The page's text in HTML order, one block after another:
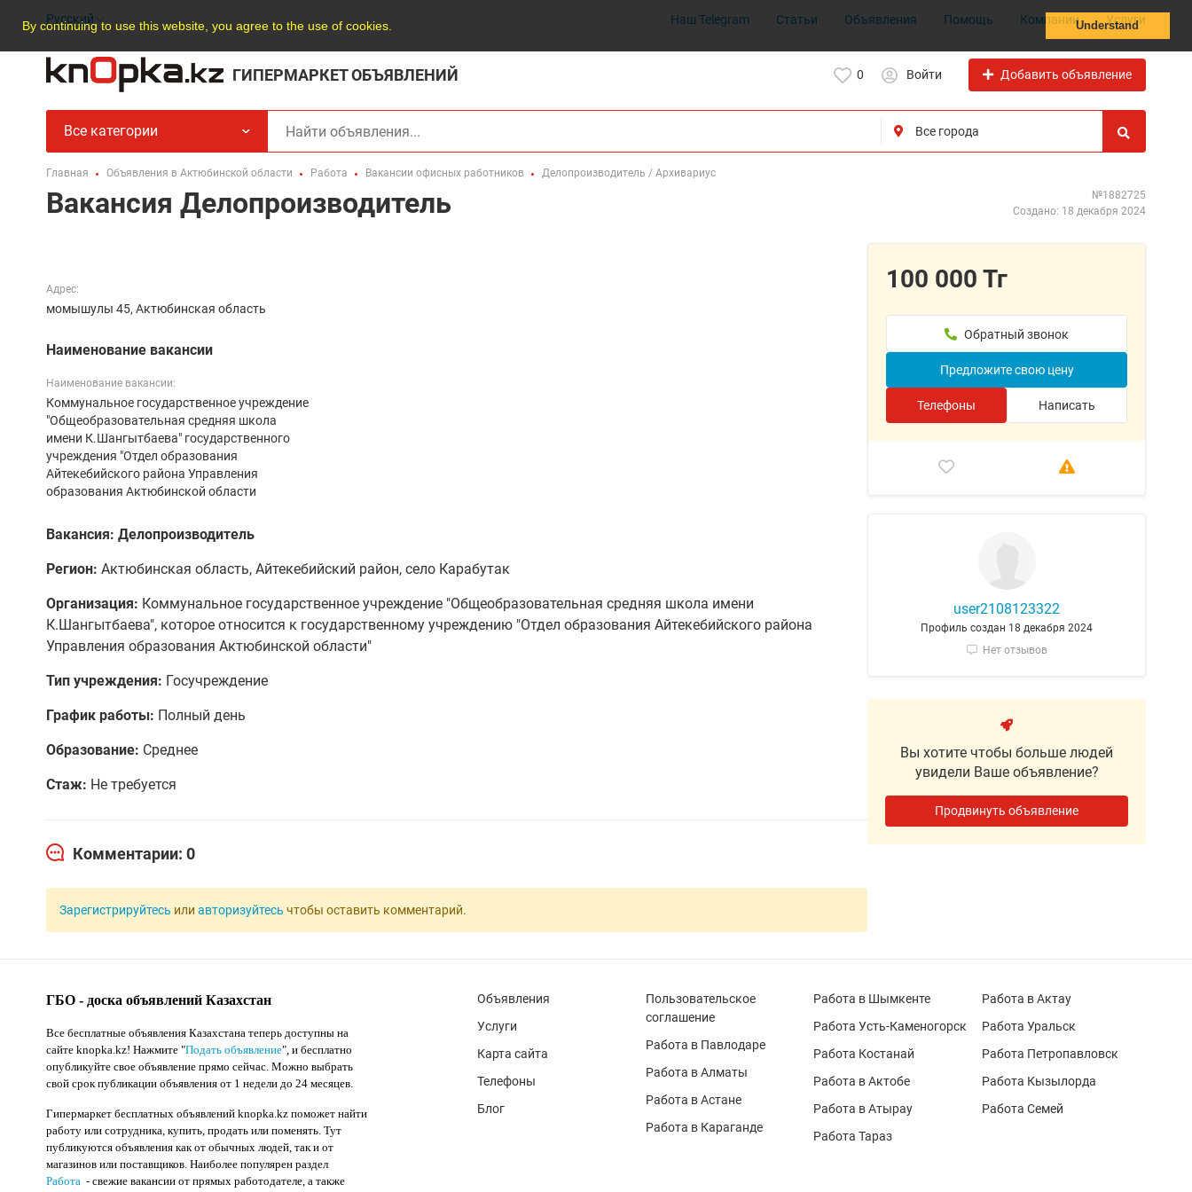
By continuing to use this website, you agree to the use of cookies. Understand
Русский Наш Telegram Статьи Объявления Помощь Компании Услуги
ГИПЕРМАРКЕТ ОБЪЯВЛЕНИЙ 0 Войти Добавить объявление
Все категории
Главная Объявления в Актюбинской области Работа Вакансии офисных работников Делопроизводитель / Архивариус
Вакансия Делопроизводитель
№1882725
Создано: 18 декабря 2024
Адрес:
момышулы 45, Актюбинская область
Наименование вакансии
Наименование вакансии:
Коммунальное государственное учреждение
"Общеобразовательная средняя школа
имени К.Шангытбаева" государственного
учреждения "Отдел образования
Айтекебийского района Управления
образования Актюбинской области
Вакансия: Делопроизводитель
Регион: Актюбинская область, Айтекебийский район, село Карабутак
Организация: Коммунальное государственное учреждение "Общеобразовательная средняя школа имени
К.Шангытбаева", которое относится к государственному учреждению "Отдел образования Айтекебийского района
Управления образования Актюбинской области"
Тип учреждения: Госучреждение
График работы: Полный день
Образование: Среднее
Стаж: Не требуется
Комментарии: 0
Зарегистрируйтесь или авторизуйтесь чтобы оставить комментарий.
100 000 Тг
Обратный звонок
Предложите свою цену
Телефоны Написать
user2108123322
Профиль создан 18 декабря 2024
Нет отзывов
Вы хотите чтобы больше людей
увидели Ваше объявление?
Продвинуть объявление
ГБО - доска объявлений Казахстан
Все бесплатные объявления Казахстана теперь доступны на
сайте knopka.kz! Нажмите "Подать объявление", и бесплатно
опубликуйте свое объявление прямо сейчас. Можно выбрать
свой срок публикации объявления от 1 недели до 24 месяцев.
Гипермаркет бесплатных объявлений knopka.kz поможет найти
работу или сотрудника, купить, продать или поменять. Тут
публикуются объявления как от обычных людей, так и от
магазинов или поставщиков. Наиболее популярен раздел
Работа - свежие вакансии от прямых работодателе, а также
Объявления
Услуги
Карта сайта
Телефоны
Блог
Пользовательское
соглашение
Работа в Павлодаре
Работа в Алматы
Работа в Астане
Работа в Караганде
Работа в Шымкенте
Работа Усть-Каменогорск
Работа Костанай
Работа в Актобе
Работа в Атырау
Работа Тараз
Работа в Актау
Работа Уральск
Работа Петропавловск
Работа Кызылорда
Работа Семей